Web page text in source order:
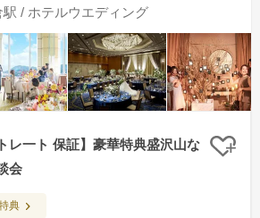
価
駅 / ホテルウエディング
レ一ト 保証】豪華特典盛沢山な
会
クリ
典